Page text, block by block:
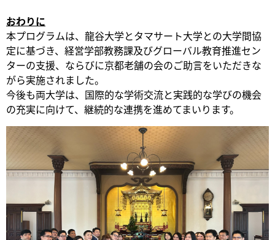
おわりに
本プログラムは、龍谷大学とタマサート大学との大学間協
定に基づき、経営学部教務課及びグローバル教育推進セン
ターの支援、ならびに京都老舗の会のご助言をいただきな
がら実施されました。
今後も両大学は、国際的な学術交流と実践的な学びの機会
の充実に向けて、継続的な連携を進めてまいります。